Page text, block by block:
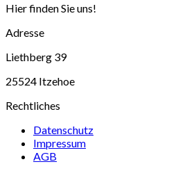
Hier finden Sie uns!
Adresse
Liethberg 39
25524 Itzehoe
Rechtliches
Datenschutz
Impressum
AGB